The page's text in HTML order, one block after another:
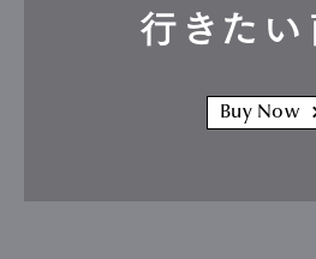
行きたい
Buy Now